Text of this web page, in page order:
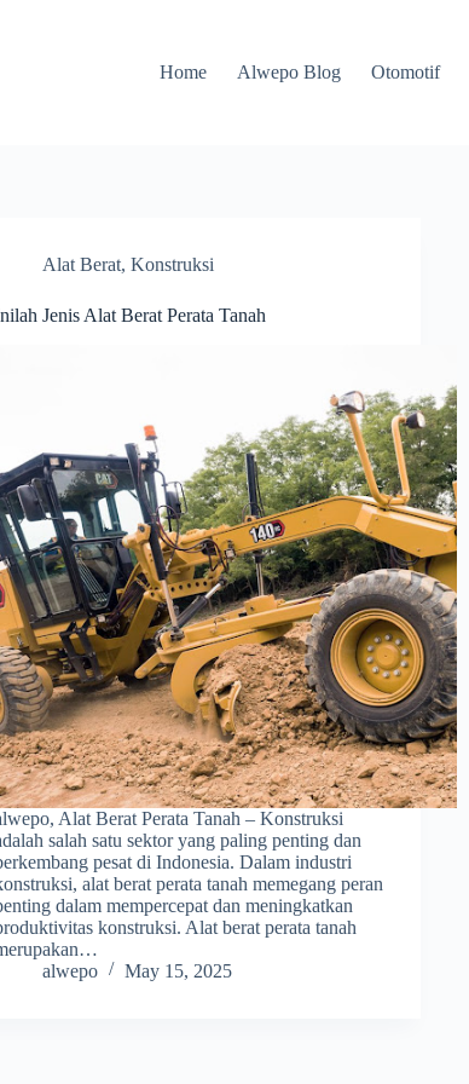
Home
Alwepo Blog Otomotif
Alat Berat,Konstruksi
Jenis Alat Berat Perata Tanah
Alat Berat Perata Tanah – Konstruksi
salah satu sektor yang paling penting dan
pesat di Indonesia. Dalam industri
alat berat perata tanah memegang peran
dalam mempercepat dan meningkatkan
konstruksi. Alat berat perata tanah
alwepo
May 15, 2025